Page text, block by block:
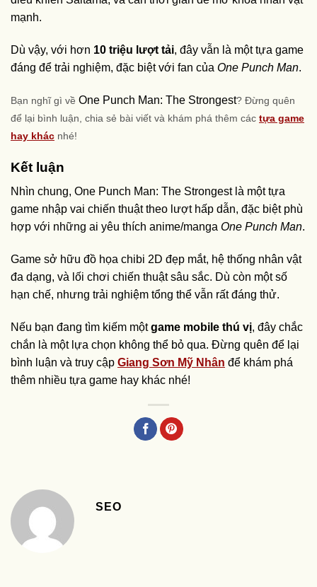
mạnh.
Dù vậy, với hơn 10 triệu lượt tải, đây vẫn là một tựa game
đáng để trải nghiệm, đặc biệt với fan của One Punch Man.
Bạn nghĩ gì về One Punch Man: The Strongest? Đừng quên
để lại bình luận, chia sẻ bài viết và khám phá thêm các tựa game
hay khác nhé!
Kết luận
Nhìn chung, One Punch Man: The Strongest là một tựa
game nhập vai chiến thuật theo lượt hấp dẫn, đặc biệt phù
hợp với những ai yêu thích anime/manga One Punch Man.
Game sở hữu đồ họa chibi 2D đẹp mắt, hệ thống nhân vật
đa dạng, và lối chơi chiến thuật sâu sắc. Dù còn một số
hạn chế, nhưng trải nghiệm tổng thể vẫn rất đáng thử.
Nếu bạn đang tìm kiếm mộtgame mobile thú vị, đây chắc
chắn là một lựa chọn không thể bỏ qua. Đừng quên để lại
bình luận và truy cập Giang Sơn Mỹ Nhân để khám phá
thêm nhiều tựa game hay khác nhé!
SEO